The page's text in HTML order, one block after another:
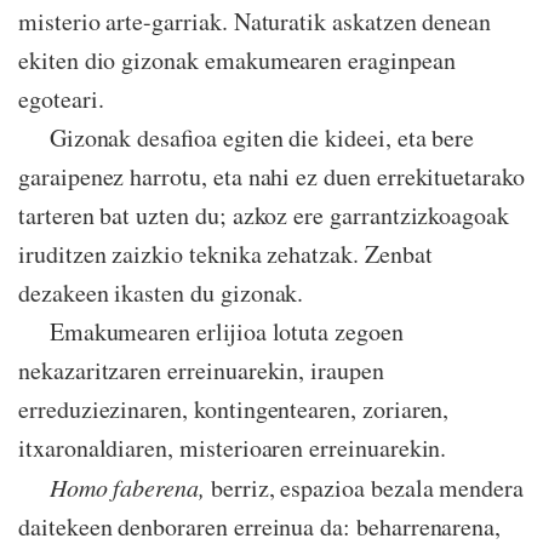
misterio arte-garriak. Naturatik askatzen denean
ekiten dio gizonak emakumearen eraginpean
egoteari.
Gizonak desafioa egiten die kideei, eta bere
garaipenez harrotu, eta nahi ez duen errekituetarako
tarteren bat uzten du; azkoz ere garrantzizkoagoak
iruditzen zaizkio teknika zehatzak. Zenbat
dezakeen ikasten du gizonak.
Emakumearen erlijioa lotuta zegoen
nekazaritzaren erreinuarekin, iraupen
erreduziezinaren, kontingentearen, zoriaren,
itxaronaldiaren, misterioaren erreinuarekin.
Homo faberena, berriz, espazioa bezala mendera
daitekeen denboraren erreinua da: beharrenarena,